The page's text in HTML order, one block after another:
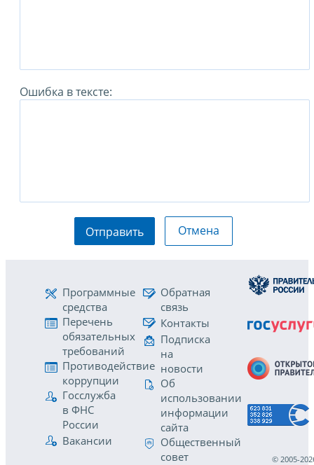
Ошибка в тексте:
Отправить Отмена
Программные
средства
Перечень
обязательных
требований
Противодействие
коррупции
Госслужба
в ФНС
России
Вакансии
Обратная
связь
Контакты
Подписка
на
новости
Об
использовании
информации
сайта
Общественный
совет
© 2005-